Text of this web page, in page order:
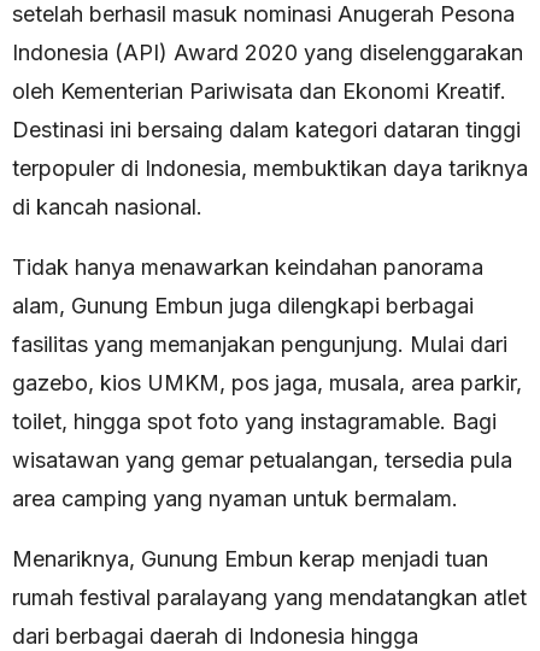
setelah berhasil masuk nominasi Anugerah Pesona
Indonesia (API) Award 2020 yang diselenggarakan
oleh Kementerian Pariwisata dan Ekonomi Kreatif.
Destinasi ini bersaing dalam kategori dataran tinggi
terpopuler di Indonesia, membuktikan daya tariknya
di kancah nasional.
Tidak hanya menawarkan keindahan panorama
alam, Gunung Embun juga dilengkapi berbagai
fasilitas yang memanjakan pengunjung. Mulai dari
gazebo, kios UMKM, pos jaga, musala, area parkir,
toilet, hingga spot foto yang instagramable. Bagi
wisatawan yang gemar petualangan, tersedia pula
area camping yang nyaman untuk bermalam.
Menariknya, Gunung Embun kerap menjadi tuan
rumah festival paralayang yang mendatangkan atlet
dari berbagai daerah di Indonesia hingga